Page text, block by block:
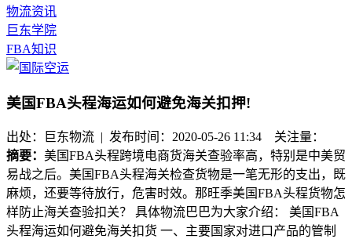
物流资讯
巨东学院
FBA知识
美国FBA头程海运如何避免海关扣押!
出处：巨东物流 | 发布时间：2020-05-26 11:34 关注量：
摘要： 美国FBA头程跨境电商货海关查验率高，特别是中美贸
易战之后。美国FBA头程海关检查货物是一笔无形的支出，既
麻烦，还要等待放行，危害时效。那旺季美国FBA头程货物怎
样防止海关查验扣关？ 具体物流巴巴为大家介绍： 美国FBA
头程海运如何避免海关扣货 一、主要国家对进口产品的管制